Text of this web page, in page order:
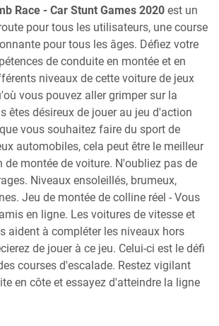
Race - Car Stunt Games 2020 est un
pour tous les utilisateurs, une course
pour tous les âges. Défiez votre
de conduite en montée et en
niveaux de cette voiture de jeux
vous pouvez aller grimper sur la
êtes désireux de jouer au jeu d'action
vous souhaitez faire du sport de
automobiles, cela peut être le meilleur
de montée de voiture. N'oubliez pas de
Niveaux ensoleillés, brumeux,
Jeu de montée de colline réel - Vous
en ligne. Les voitures de vitesse et
aident à compléter les niveaux hors
de jouer à ce jeu. Celui-ci est le défi
courses d'escalade. Restez vigilant
en côte et essayez d'atteindre la ligne